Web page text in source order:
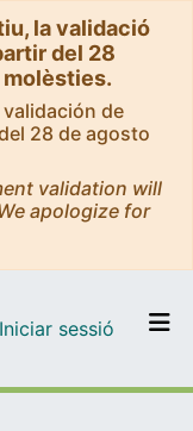
la validació
del 28
de
28 de agosto
validation will
apologize for
tot el DD
Iniciar sessió (current)